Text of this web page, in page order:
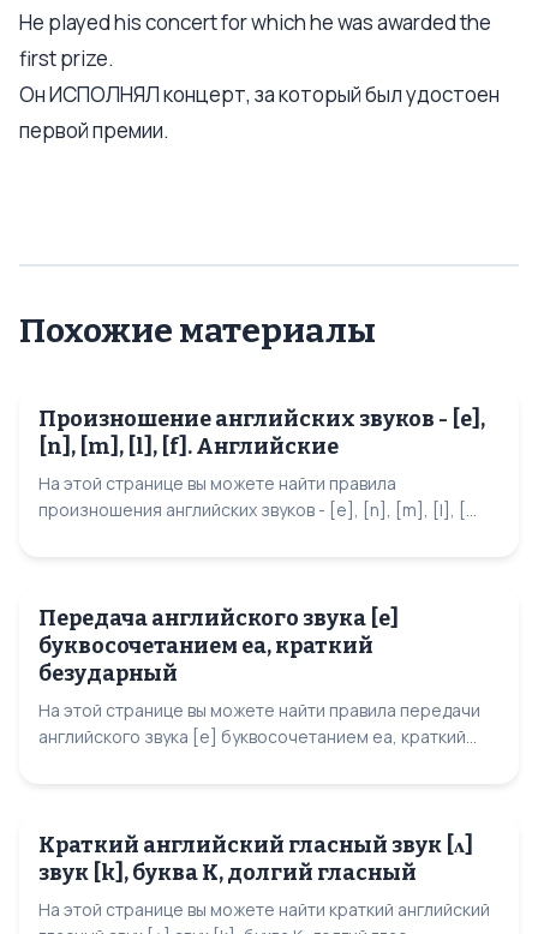
Не played his concert for which he was awarded the
first prize.
Он ИСПОЛНЯЛ концерт, за который был удостоен
первой премии.
Похожие материалы
Произношение английских звуков - [e],
[n], [m], [l], [f]. Английские
На этой странице вы можете найти правила
произношения английских звуков - [e], [n], [m], [l], [...
Передача английского звука [e]
буквосочетанием еа, краткий
безударный
На этой странице вы можете найти правила передачи
английского звука [e] буквосочетанием еа, краткий...
Краткий английский гласный звук [ʌ]
звук [k], буква K, долгий гласный
На этой странице вы можете найти краткий английский